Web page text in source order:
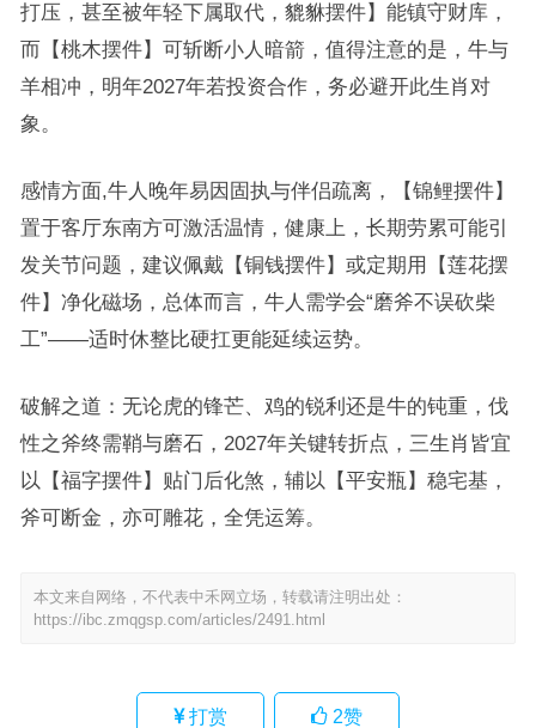
打压，甚至被年轻下属取代，貔貅摆件】能镇守财库，
而【桃木摆件】可斩断小人暗箭，值得注意的是，牛与
羊相冲，明年2027年若投资合作，务必避开此生肖对
象。
感情方面,牛人晚年易因固执与伴侣疏离，【锦鲤摆件】
置于客厅东南方可激活温情，健康上，长期劳累可能引
发关节问题，建议佩戴【铜钱摆件】或定期用【莲花摆
件】净化磁场，总体而言，牛人需学会“磨斧不误砍柴
工”——适时休整比硬扛更能延续运势。
破解之道：无论虎的锋芒、鸡的锐利还是牛的钝重，伐
性之斧终需鞘与磨石，2027年关键转折点，三生肖皆宜
以【福字摆件】贴门后化煞，辅以【平安瓶】稳宅基，
斧可断金，亦可雕花，全凭运筹。
本文来自网络，不代表中禾网立场，转载请注明出处：
https://ibc.zmqgsp.com/articles/2491.html
打赏 2赞